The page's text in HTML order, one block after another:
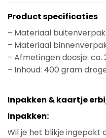
Product specificaties
– Materiaal
– Materiaal
– Afmetingen doosje:
– Inhoud: 400 gram
Inpakken & kaartje
Inpakken:
Wil je het blikje